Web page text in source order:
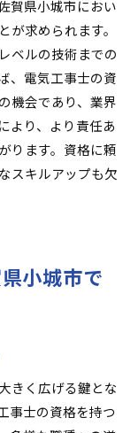
賀県小城市におい
求められます。
ベルの技術までの
、電気工事士の資
機会であり、業界
より、より責任あ
ります。資格に頼
スキルアップも欠
小城市で
きく広げる鍵とな
事士の資格を持つ